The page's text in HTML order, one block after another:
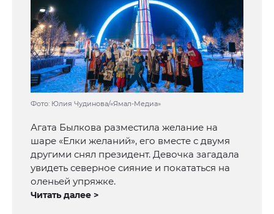
Фото: Юлия Чудинова/«Ямал-Медиа»
Агата Былкова разместила желание на
шаре «Елки желаний», его вместе с двумя
другими снял президент. Девочка загадала
увидеть северное сияние и покататься на
оленьей упряжке.
Читать далее >